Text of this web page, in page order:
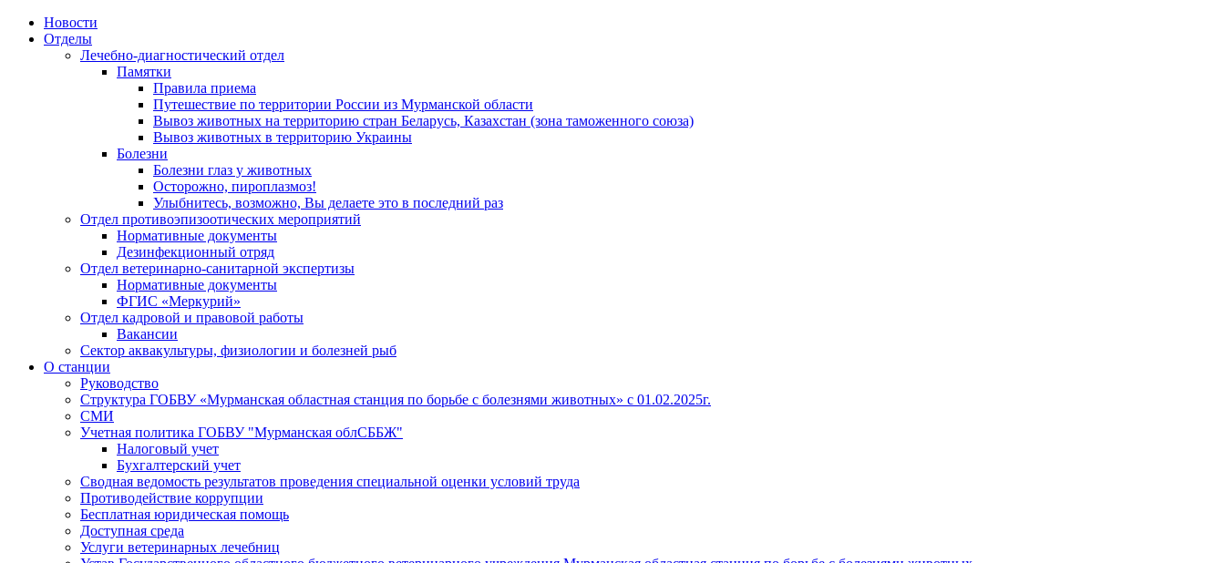
Новости
Отделы
Лечебно-диагностический отдел
Памятки
Правила приема
Путешествие по территории России из Мурманской области
Вывоз животных на территорию стран Беларусь, Казахстан (зона таможенного союза)
Вывоз животных в территорию Украины
Болезни
Болезни глаз у животных
Осторожно, пироплазмоз!
Улыбнитесь, возможно, Вы делаете это в последний раз
Отдел противоэпизоотических мероприятий
Нормативные документы
Дезинфекционный отряд
Отдел ветеринарно-санитарной экспертизы
Нормативные документы
ФГИС «Меркурий»
Отдел кадровой и правовой работы
Вакансии
Сектор аквакультуры, физиологии и болезней рыб
О станции
Руководство
Структура ГОБВУ «Мурманская областная станция по борьбе с болезнями животных» c 01.02.2025г.
СМИ
Учетная политика ГОБВУ "Мурманская облСББЖ"
Налоговый учет
Бухгалтерский учет
Сводная ведомость результатов проведения специальной оценки условий труда
Противодействие коррупции
Бесплатная юридическая помощь
Доступная среда
Услуги ветеринарных лечебниц